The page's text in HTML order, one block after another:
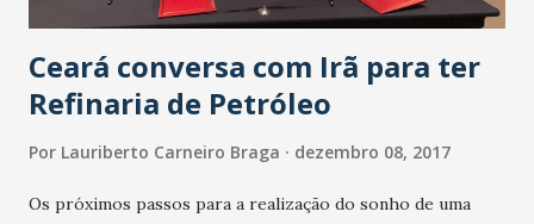
Ceará conversa com Irã para ter
Refinaria de Petróleo
Por Lauriberto Carneiro Braga dezembro 08, 2017
Os próximos passos para a realização do sonho de uma